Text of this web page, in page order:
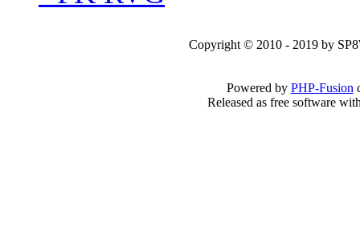
Copyright © 2010 - 2019 by
Powered by PHP-Fusion
Released as free software